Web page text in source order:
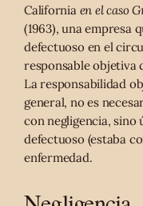
California en el caso
(1963), una empresa
defectuoso en el
responsable objetiva
La responsabilidad
general, no es
con negligencia, sino
defectuoso (estaba
enfermedad.